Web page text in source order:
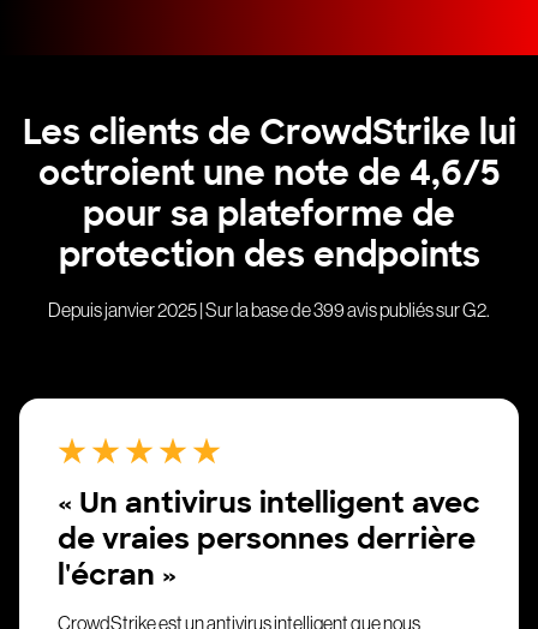
Les clients de CrowdStrike lui
octroient une note de 4,6/5
pour sa plateforme de
protection des endpoints
Depuis janvier 2025 | Sur la base de 399 avis publiés sur G2.
« Un antivirus intelligent avec
de vraies personnes derrière
l'écran »
CrowdStrike est un antivirus intelligent que nous